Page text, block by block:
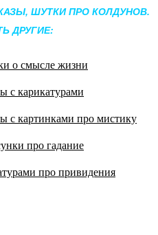
ШУТКИ ПРО КОЛДУНОВ.
ДРУГИЕ: